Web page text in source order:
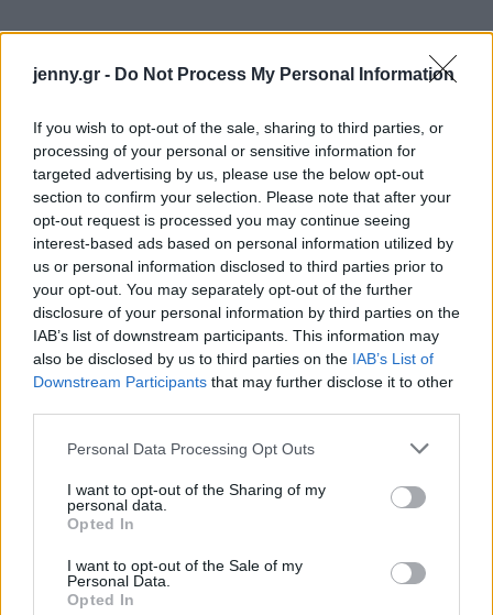
jenny.gr - Do Not Process My Personal Information
If you wish to opt-out of the sale, sharing to third parties, or
processing of your personal or sensitive information for
targeted advertising by us, please use the below opt-out
section to confirm your selection. Please note that after your
opt-out request is processed you may continue seeing
interest-based ads based on personal information utilized by
us or personal information disclosed to third parties prior to
your opt-out. You may separately opt-out of the further
disclosure of your personal information by third parties on the
IAB’s list of downstream participants. This information may
also be disclosed by us to third parties on the IAB’s List of
Downstream Participants that may further disclose it to other
Please note that this website/app uses one or more Google
not limited to your visit or usage behaviour. You may click to
grant or deny consent to Google and its third-party tags to
use your data for below specified purposes in below Google
consent section.
Personal Data Processing Opt Outs
I want to opt-out of the Sharing of my
personal data.
Opted In
I want to opt-out of the Sale of my
Personal Data.
Opted In